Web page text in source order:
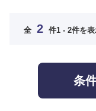
鹿児島県
全 2 件1 - 2件を
条